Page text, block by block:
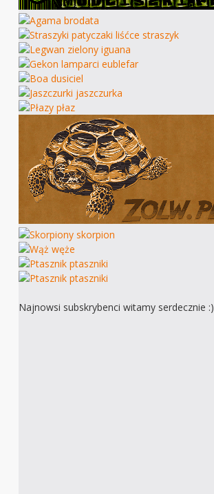
Najnowsi subskrybenci witamy serdecznie :)